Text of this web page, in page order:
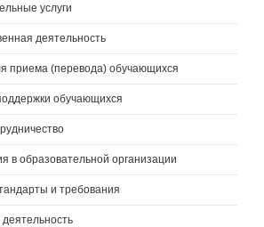
услуги
деятельность
приема (перевода) обучающихся
обучающихся
в образовательной организации
и требования